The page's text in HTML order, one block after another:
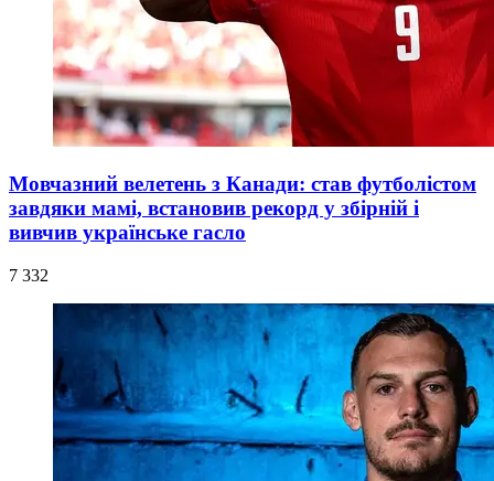
Мовчазний велетень з Канади: став футболістом
завдяки мамі, встановив рекорд у збірній і
вивчив українське гасло
7 332